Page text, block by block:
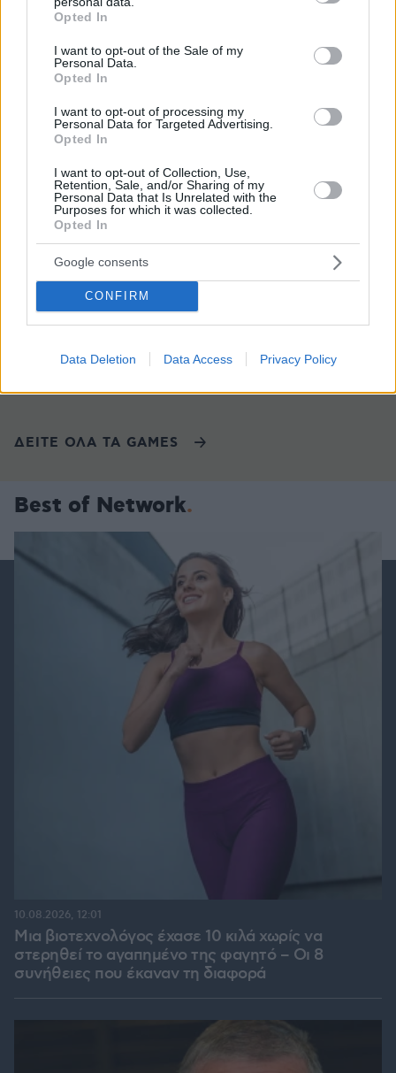
grant or deny consent to Google and its third-party tags to
use your data for below specified purposes in below Google
consent section.
Opted In
I want to opt-out of the Sale of my
Personal Data.
Opted In
I want to opt-out of processing my
Personal Data for Targeted Advertising.
Opted In
I want to opt-out of Collection, Use,
Retention, Sale, and/or Sharing of my
Personal Data that Is Unrelated with the
Purposes for which it was collected.
Opted In
Google consents
CONFIRM
Data Deletion Data Access Privacy Policy
η Ευρώπη έδωσε €90 εκατ. για τρία
ταλέντα από την Ελλάδα
Games
ΔΕΙΤΕ ΟΛΑ ΤΑ GAMES
Best of Network
Μια βιοτεχνολόγος έχασε 10 κιλά χωρίς να
στερηθεί το αγαπημένο της φαγητό – Οι 8
συνήθειες που έκαναν τη διαφορά
10.08.2026, 12:01